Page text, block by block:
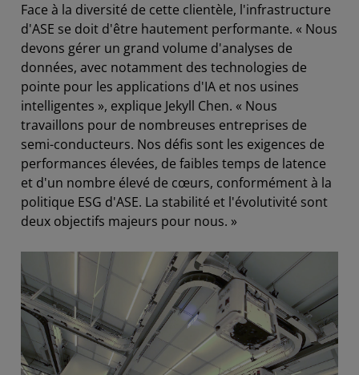
Face à la diversité de cette clientèle, l'infrastructure
d'ASE se doit d'être hautement performante. « Nous
devons gérer un grand volume d'analyses de
données, avec notamment des technologies de
pointe pour les applications d'IA et nos usines
intelligentes », explique Jekyll Chen. « Nous
travaillons pour de nombreuses entreprises de
semi-conducteurs. Nos défis sont les exigences de
performances élevées, de faibles temps de latence
et d'un nombre élevé de cœurs, conformément à la
politique ESG d'ASE. La stabilité et l'évolutivité sont
deux objectifs majeurs pour nous. »